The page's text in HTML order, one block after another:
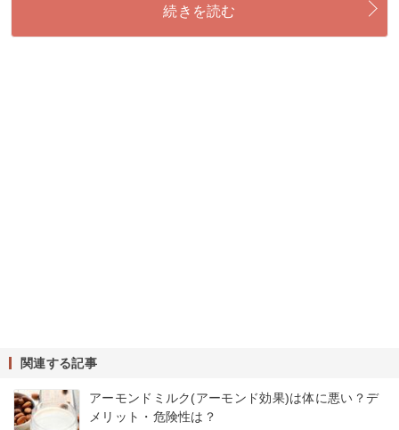
続きを読む
関連する記事
アーモンドミルク(アーモンド効果)は体に悪い？デ
メリット・危険性は？